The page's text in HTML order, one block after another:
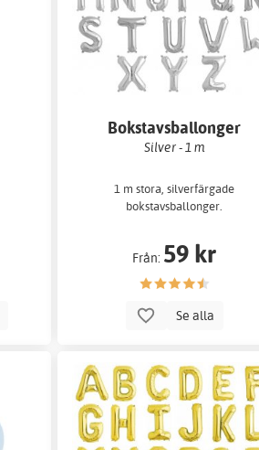
Bokstavsballonger
Silver - 1 m
1 m stora, silverfärgade
bokstavsballonger.
Från: 59 kr
Se alla